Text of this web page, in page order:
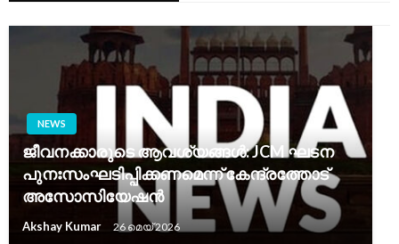
NEWS
ജീവനക്കാരുടെ ആവശ്യങ്ങൾ: JCM ഘടന
പുനഃസംഘടിപ്പിക്കണമെന്ന് കേന്ദ്രത്തോട്
അസോസിയേഷൻ
Akshay Kumar 26 മെയ്‌ 2026